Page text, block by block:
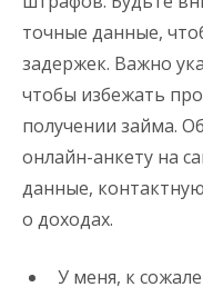
точные данные,
задержек. Важно
чтобы избежать
получении займа.
онлайн-анкету на
данные,
о доходах.
У меня, к